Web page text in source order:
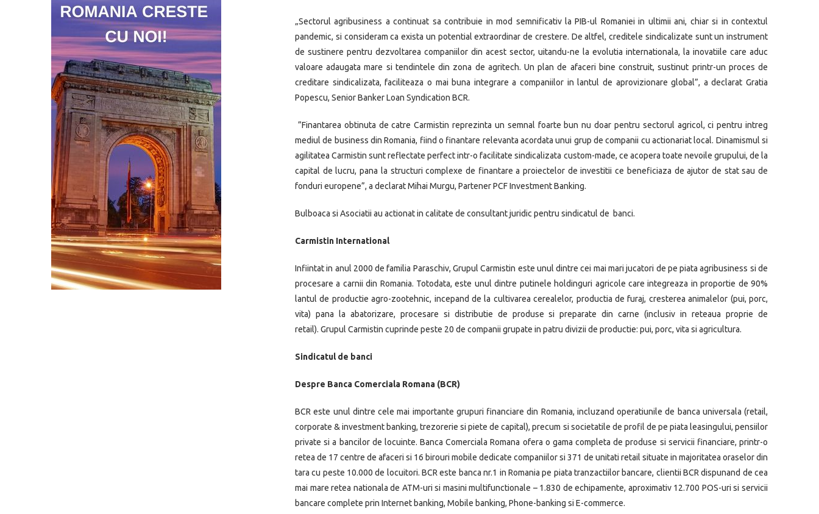
„Sectorul agribusiness a continuat sa contribuie in mod semnificativ la PIB-ul Romaniei in ultimii ani, chiar si in contextul
pandemic, si consideram ca exista un potential extraordinar de crestere. De altfel, creditele sindicalizate sunt un instrument
de sustinere pentru dezvoltarea companiilor din acest sector, uitandu-ne la evolutia internationala, la inovatiile care aduc
valoare adaugata mare si tendintele din zona de agritech. Un plan de afaceri bine construit, sustinut printr-un proces de
creditare sindicalizata, faciliteaza o mai buna integrare a companiilor in lantul de aprovizionare global”, a declarat Gratia
Popescu, Senior Banker Loan Syndication BCR.
”Finantarea obtinuta de catre Carmistin reprezinta un semnal foarte bun nu doar pentru sectorul agricol, ci pentru intreg
mediul de business din Romania, fiind o finantare relevanta acordata unui grup de companii cu actionariat local. Dinamismul si
agilitatea Carmistin sunt reflectate perfect intr-o facilitate sindicalizata custom-made, ce acopera toate nevoile grupului, de la
capital de lucru, pana la structuri complexe de finantare a proiectelor de investitii ce beneficiaza de ajutor de stat sau de
fonduri europene”, a declarat Mihai Murgu, Partener PCF Investment Banking.
Bulboaca si Asociatii au actionat in calitate de consultant juridic pentru sindicatul de banci.
Carmistin International
Infiintat in anul 2000 de familia Paraschiv, Grupul Carmistin este unul dintre cei mai mari jucatori de pe piata agribusiness si de
procesare a carnii din Romania. Totodata, este unul dintre putinele holdinguri agricole care integreaza in proportie de 90%
lantul de productie agro-zootehnic, incepand de la cultivarea cerealelor, productia de furaj, cresterea animalelor (pui, porc,
vita) pana la abatorizare, procesare si distributie de produse si preparate din carne (inclusiv in reteaua proprie de
retail). Grupul Carmistin cuprinde peste 20 de companii grupate in patru divizii de productie: pui, porc, vita si agricultura.
Sindicatul de banci
Despre Banca Comerciala Romana (BCR)
BCR este unul dintre cele mai importante grupuri financiare din Romania, incluzand operatiunile de banca universala (retail,
corporate & investment banking, trezorerie si piete de capital), precum si societatile de profil de pe piata leasingului, pensiilor
private si a bancilor de locuinte. Banca Comerciala Romana ofera o gama completa de produse si servicii financiare, printr-o
retea de 17 centre de afaceri si 16 birouri mobile dedicate companiilor si 371 de unitati retail situate in majoritatea oraselor din
tara cu peste 10.000 de locuitori. BCR este banca nr.1 in Romania pe piata tranzactiilor bancare, clientii BCR dispunand de cea
mai mare retea nationala de ATM-uri si masini multifunctionale – 1.830 de echipamente, aproximativ 12.700 POS-uri si servicii
bancare complete prin Internet banking, Mobile banking, Phone-banking si E-commerce.